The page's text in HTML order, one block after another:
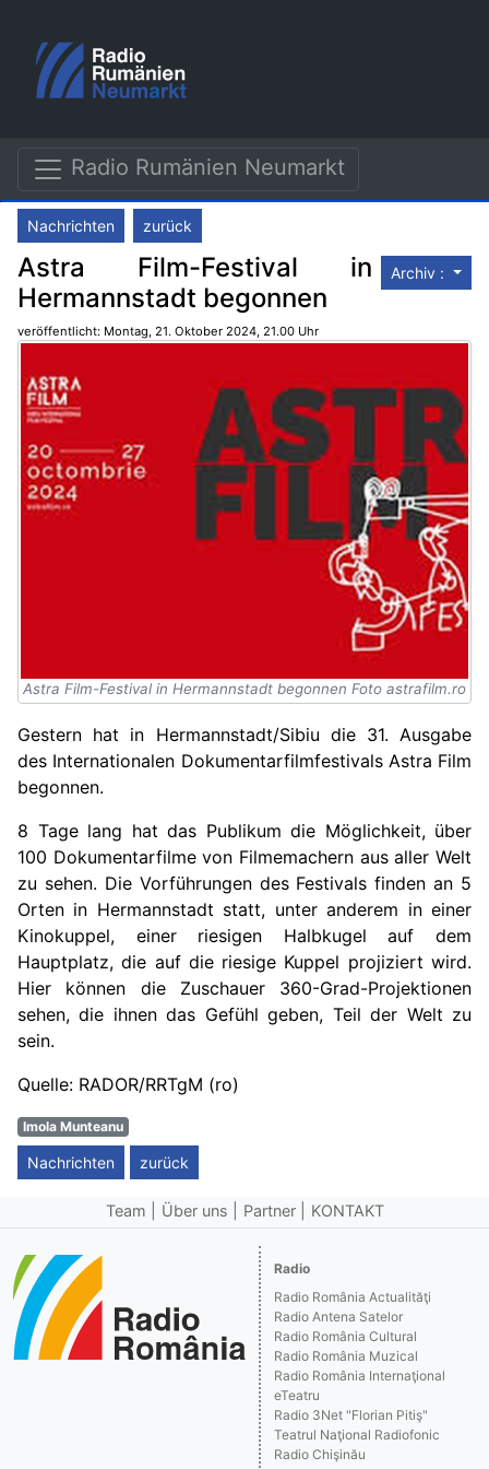
Radio Rumänien Neumarkt
Nachrichten zurück
Archiv :
Astra Film-Festival in
Hermannstadt begonnen
veröffentlicht: Montag, 21. Oktober 2024, 21.00 Uhr
Astra Film-Festival in Hermannstadt begonnen Foto astrafilm.ro
Gestern hat in Hermannstadt/Sibiu die 31. Ausgabe
des Internationalen Dokumentarfilmfestivals Astra Film
begonnen.
8 Tage lang hat das Publikum die Möglichkeit, über
100 Dokumentarfilme von Filmemachern aus aller Welt
zu sehen. Die Vorführungen des Festivals finden an 5
Orten in Hermannstadt statt, unter anderem in einer
Kinokuppel, einer riesigen Halbkugel auf dem
Hauptplatz, die auf die riesige Kuppel projiziert wird.
Hier können die Zuschauer 360-Grad-Projektionen
sehen, die ihnen das Gefühl geben, Teil der Welt zu
sein.
Quelle: RADOR/RRTgM (ro)
Imola Munteanu
Nachrichten zurück
Team Über uns Partner KONTAKT
Radio
Radio România Actualităţi
Radio Antena Satelor
Radio România Cultural
Radio România Muzical
Radio România Internaţional
eTeatru
Radio 3Net "Florian Pitiş"
Teatrul Naţional Radiofonic
Radio Chişinău